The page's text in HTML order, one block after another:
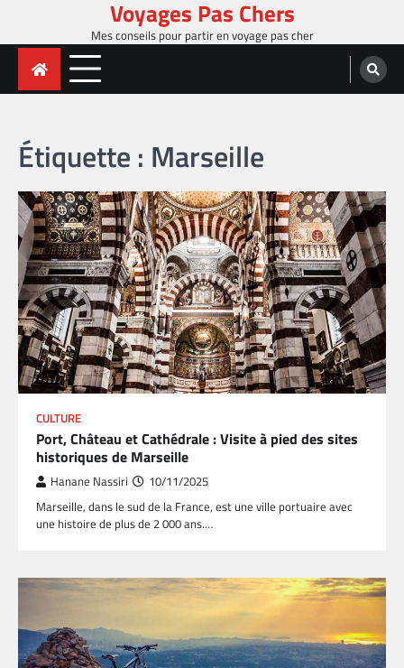
content
Voyages Pas Chers
Mes conseils pour partir en voyage pas cher
Étiquette : Marseille
CULTURE
Port, Château et Cathédrale : Visite à pied des sites
historiques de Marseille
Hanane Nassiri 10/11/2025
Marseille, dans le sud de la France, est une ville portuaire avec
une histoire de plus de 2 000 ans.…